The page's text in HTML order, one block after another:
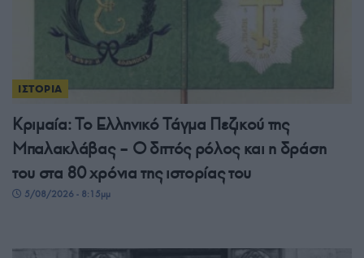
ΙΣΤΟΡΙΑ
Κριμαία: Το Ελληνικό Τάγμα Πεζικού της
Μπαλακλάβας – Ο διττός ρόλος και η δράση
του στα 80 χρόνια της ιστορίας του
5/08/2026 - 8:15μμ